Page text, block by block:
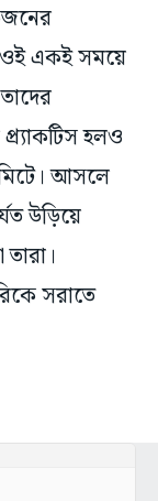
ওই একই সময়ে
হলও
আসলে
উড়িয়ে
সরাতে